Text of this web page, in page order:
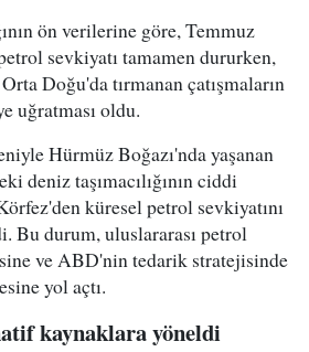
ön verilerine göre, Temmuz
sevkiyatı tamamen dururken,
Doğu'da tırmanan çatışmaların
uğratması oldu.
Hürmüz Boğazı'nda yaşanan
deniz taşımacılığının ciddi
küresel petrol sevkiyatını
Bu durum, uluslararası petrol
ve ABD'nin tedarik stratejisinde
yol açtı.
kaynaklara yöneldi